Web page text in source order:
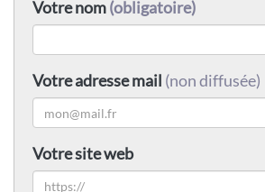
Votre nom(obligatoire)
Votre adresse mail (non diffusée)
Votre site web